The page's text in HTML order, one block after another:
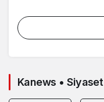
Hâlâ Etkili mi?
Kanews • Siyaset